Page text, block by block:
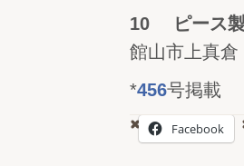
10 ピース
館山市上真
*456号掲載
Facebook